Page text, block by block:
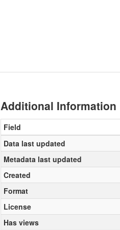
Additional Information
Field
Data last updated
Metadata last updated
Created
Format
License
Has views